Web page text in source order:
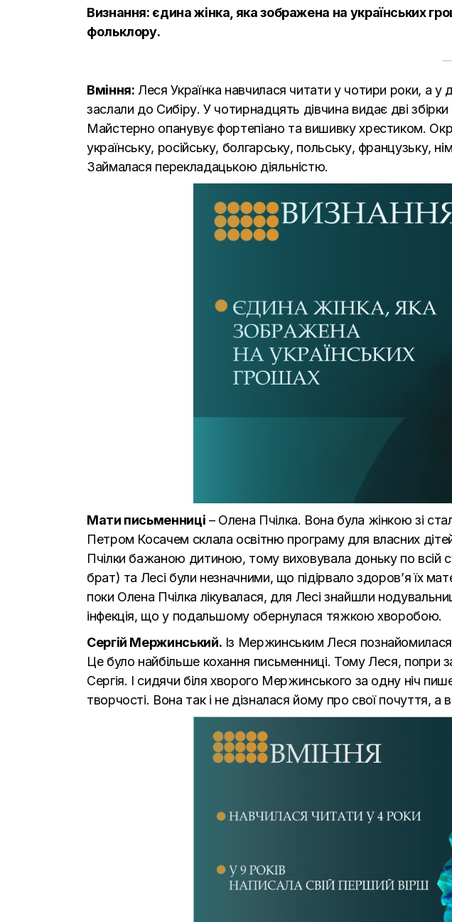
Визнання: єдина жінка, яка зображена на українських
фольклору.
Вміння: Леся Українка навчилася читати у чотири роки, а у
заслали до Сибіру. У чотирнадцять дівчина видає дві
Майстерно опанувує фортепіано та вишивку хрестиком.
українську, російську, болгарську, польську, французьку,
Займалася перекладацькою діяльністю.
Мати письменниці – Олена Пчілка. Вона була жінкою зі
Петром Косачем склала освітню програму для власних
Пчілки бажаною дитиною, тому виховувала доньку по всій
брат) та Лесі були незначними, що підірвало здоров’я їх
поки Олена Пчілка лікувалася, для Лесі знайшли
інфекція, що у подальшому обернулася тяжкою хворобою.
Сергій Мержинський. Із Мержинським Леся
Це було найбільше кохання письменниці. Тому Леся, попри
Сергія. І сидячи біля хворого Мержинського за одну ніч
творчості. Вона так і не дізналася йому про свої почуття,